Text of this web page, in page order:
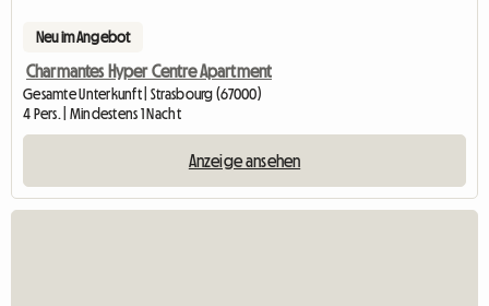
Neu im Angebot
Charmantes Hyper Centre Apartment
Gesamte Unterkunft | Strasbourg (67000)
4 Pers. | Mindestens 1 Nacht
Anzeige ansehen